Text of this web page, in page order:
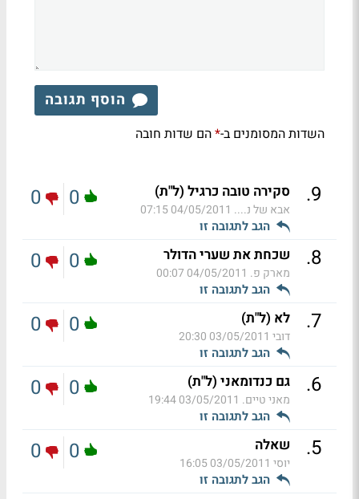
הוסף תגובה
השדות המסומנים ב-*הם שדות חובה
9
. סקירה טובה כרגיל (ל"ת)
אבא של נ.... 04/05/2011 07:15
הגב לתגובה זו
0
0
8
. שכחת את שערי הדולר
מארק פ. 04/05/2011 00:07
הגב לתגובה זו
0
0
7
. לא (ל"ת)
דובי 03/05/2011 20:30
הגב לתגובה זו
0
0
6
. גם כנדומאני (ל"ת)
מאני טיים. 03/05/2011 19:44
הגב לתגובה זו
0
0
5
. שאלה
יוסי 03/05/2011 16:05
הגב לתגובה זו
0
0